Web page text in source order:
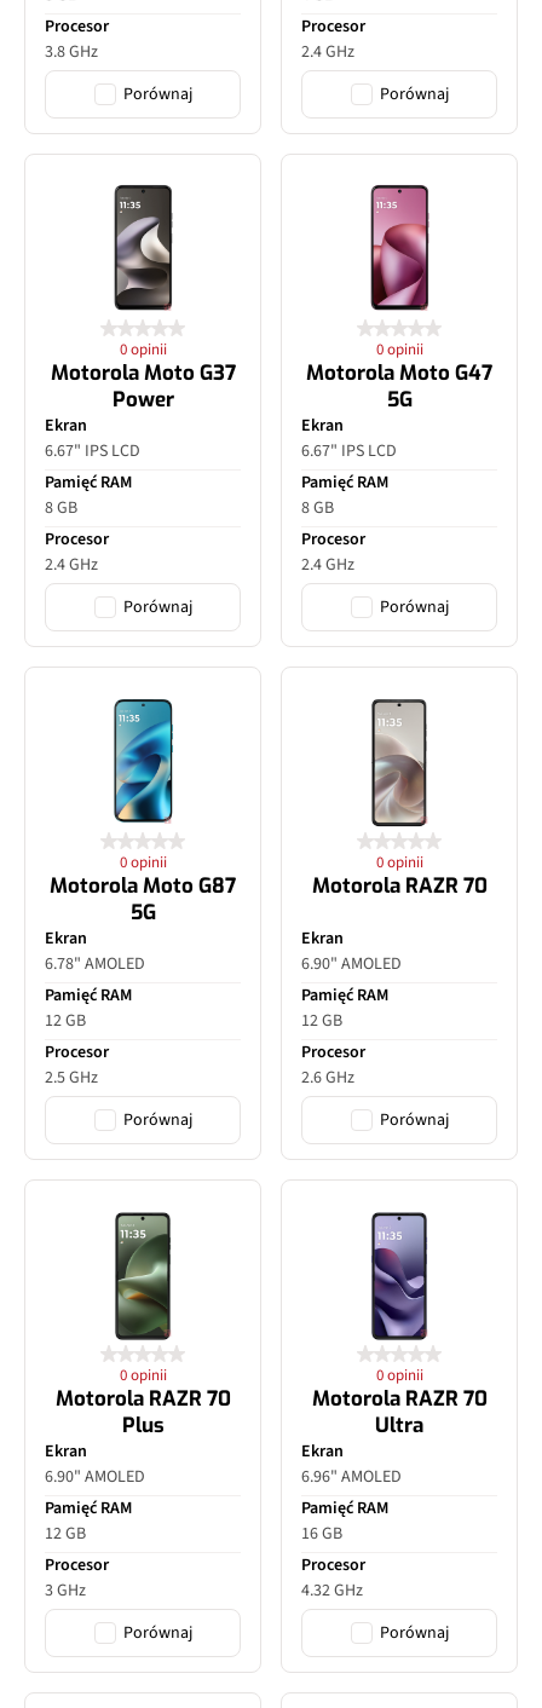
Procesor
3.8 GHz
Porównaj
Procesor
2.4 GHz
Porównaj
0 opinii
Motorola Moto G37
Power
Ekran
6.67" IPS LCD
Pamięć RAM
8 GB
Procesor
2.4 GHz
Porównaj
0 opinii
Motorola Moto G47
5G
Ekran
6.67" IPS LCD
Pamięć RAM
8 GB
Procesor
2.4 GHz
Porównaj
0 opinii
Motorola Moto G87
5G
Ekran
6.78" AMOLED
Pamięć RAM
12 GB
Procesor
2.5 GHz
Porównaj
0 opinii
Motorola RAZR 70
Ekran
6.90" AMOLED
Pamięć RAM
12 GB
Procesor
2.6 GHz
Porównaj
0 opinii
Motorola RAZR 70
Plus
Ekran
6.90" AMOLED
Pamięć RAM
12 GB
Procesor
3 GHz
Porównaj
0 opinii
Motorola RAZR 70
Ultra
Ekran
6.96" AMOLED
Pamięć RAM
16 GB
Procesor
4.32 GHz
Porównaj